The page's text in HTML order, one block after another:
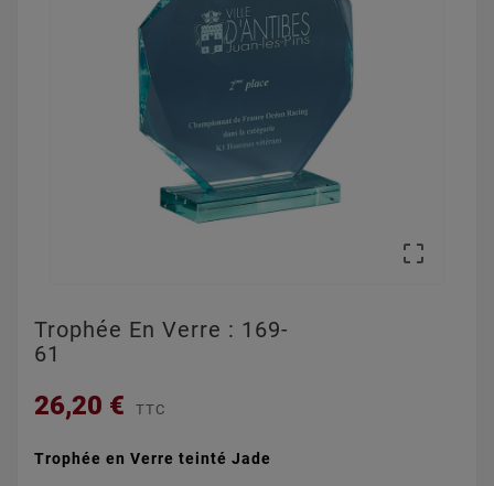

Trophée En Verre : 169-
61
26,20 € TTC
Trophée en Verre teinté Jade